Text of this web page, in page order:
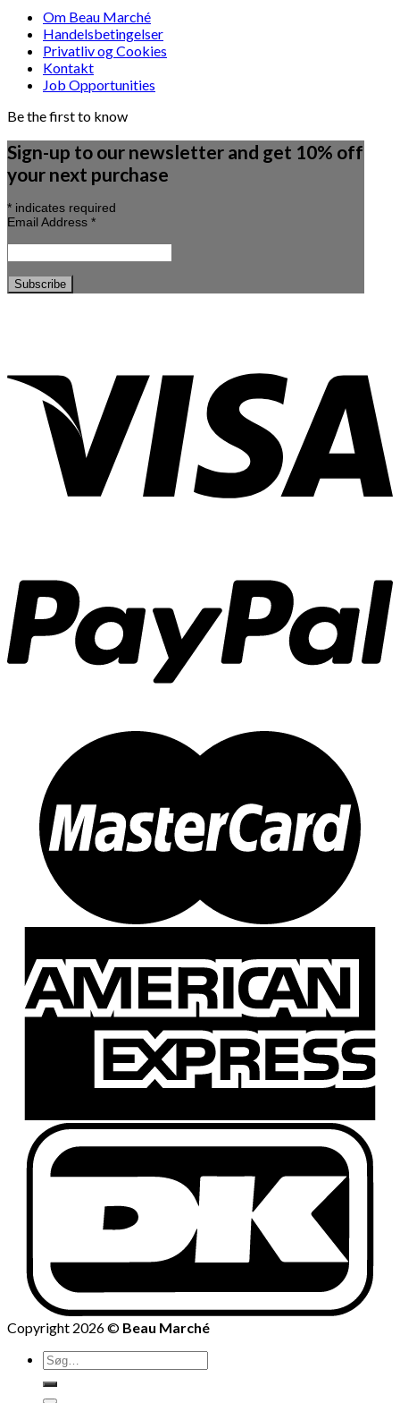
Om Beau Marché
Handelsbetingelser
Privatliv og Cookies
Kontakt
Job Opportunities
Be the first to know
Sign-up to our newsletter and get 10% off
your next purchase
* indicates required
Email Address *
Copyright 2026 © Beau Marché
Søg
efter: